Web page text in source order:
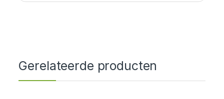
Gerelateerde producten